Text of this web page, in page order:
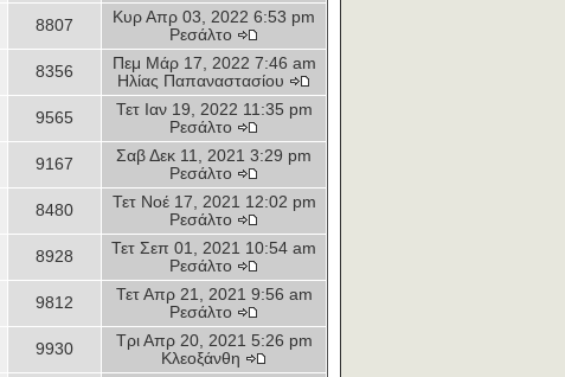
8807
Κυρ Απρ 03, 2022 6:53 pm
Ρεσάλτο
8356
Πεμ Μάρ 17, 2022 7:46 am
Ηλίας Παπαναστασίου
9565
Τετ Ιαν 19, 2022 11:35 pm
Ρεσάλτο
9167
Σαβ Δεκ 11, 2021 3:29 pm
Ρεσάλτο
8480
Τετ Νοέ 17, 2021 12:02 pm
Ρεσάλτο
8928
Τετ Σεπ 01, 2021 10:54 am
Ρεσάλτο
9812
Τετ Απρ 21, 2021 9:56 am
Ρεσάλτο
9930
Τρι Απρ 20, 2021 5:26 pm
Κλεοξάνθη